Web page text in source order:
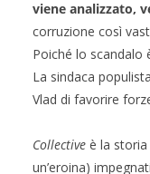
viene analizzato,
corruzione così
Poiché lo
La sindaca
Vlad di favorire
Collective è la
un’eroina)